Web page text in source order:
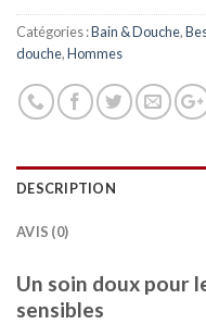
Catégories :Bain & Douche,
douche,Hommes
DESCRIPTION
AVIS (0)
Un soin doux pour
sensibles